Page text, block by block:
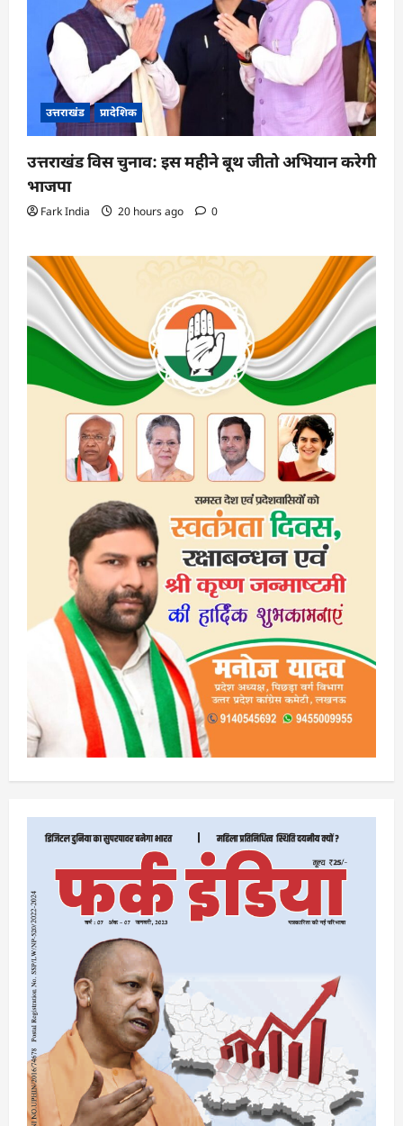
उत्तराखंड प्रादेशिक
उत्तराखंड विस चुनाव: इस महीने बूथ जीतो अभियान करेगी
भाजपा
Fark India 20 hours ago 0